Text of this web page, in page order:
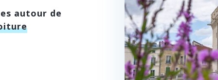
autour de